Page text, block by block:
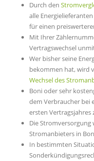
Durch den
alle
für einen
Mit Ihrer
Vertragswechsel
Wer bisher seine
bekommen hat, wird
Wechsel des
Boni oder sehr
dem Verbraucher bei
ersten Vertragsjahres
Die Stromversorgung
Stromanbieters in
In bestimmten